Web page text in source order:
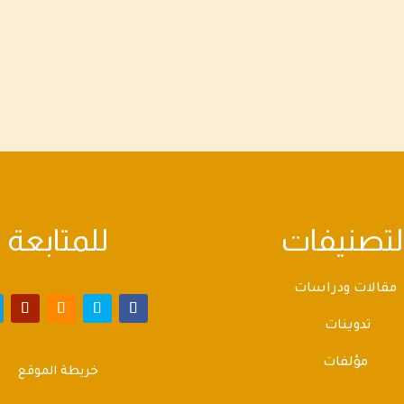
للمتابعة
خريطة الموقع
مقالات ودراسات
تدوينات
مؤلفات